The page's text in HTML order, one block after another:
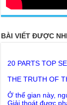
BÀI VIẾT ĐƯỢC
20 PARTS TOP
Giải thoát được
Lời khuyên của